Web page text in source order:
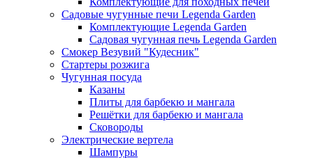
Садовые чугунные печи Legenda Garden
Комплектующие Legenda Garden
Садовая чугунная печь Legenda Garden
Смокер Везувий "Кудесник"
Стартеры розжига
Чугунная посуда
Казаны
Плиты для барбекю и мангала
Решётки для барбекю и мангала
Сковороды
Электрические вертела
Шампуры